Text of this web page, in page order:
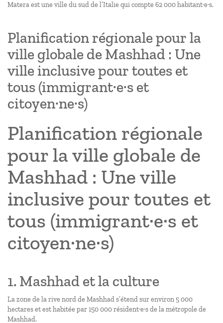
Matera est une ville du sud de l’Italie qui compte 62 000 habitant·e·s.
Planification régionale pour la
ville globale de Mashhad : Une
ville inclusive pour toutes et
tous (immigrant·e·s et
citoyen·ne·s)
Planification régionale
pour la ville globale de
Mashhad : Une ville
inclusive pour toutes et
tous (immigrant·e·s et
citoyen·ne·s)
1. Mashhad et la culture
La zone de la rive nord de Mashhad s’étend sur environ 5 000
hectares et est habitée par 150 000 résident·e·s de la métropole de
Mashhad.